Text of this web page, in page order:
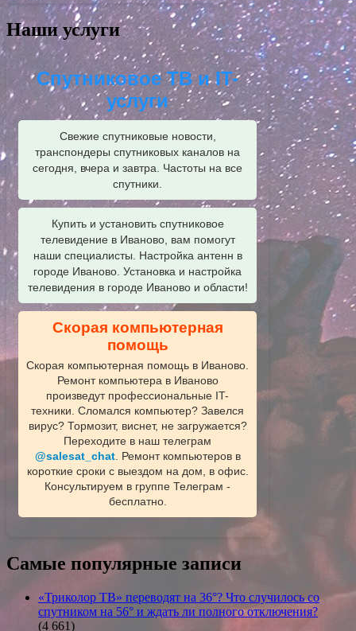
Наши услуги
Спутниковое ТВ и IT-
услуги
Свежие спутниковые новости,
транспондеры спутниковых каналов на
сегодня, вчера и завтра. Частоты на все
спутники.
Купить и установить спутниковое
телевидение в Иваново, вам помогут
наши специалисты. Настройка антенн в
городе Иваново. Установка и настройка
телевидения в городе Иваново и области!
Скорая компьютерная
помощь
Скорая компьютерная помощь в Иваново.
Ремонт компьютера в Иваново
произведут профессиональные IT-
техники. Сломался компьютер? Завелся
вирус? Тормозит, виснет, не загружается?
Переходите в наш телеграм
@salesat_chat. Ремонт компьютеров в
короткие сроки с выездом на дом, в офис.
Консультируем в группе Телеграм -
бесплатно.
Самые популярные записи
«Триколор ТВ» переводят на 36°? Что случилось со
спутником на 56° и ждать ли полного отключения?
(4 661)